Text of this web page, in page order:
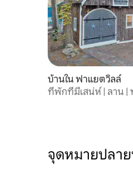
บ้านใน ฟาแยตวิลล์
ที่พักที่มีเสน่ห์ | ลาน |
จุดหมายปลาย